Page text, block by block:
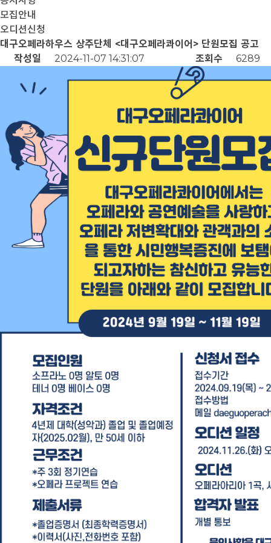
모집안내
오디션신청
대구오페라하우스 상주단체 <대구오페라콰이어> 단원모집 공고
작성일
2024-11-07 14:31:07 조회수 6289